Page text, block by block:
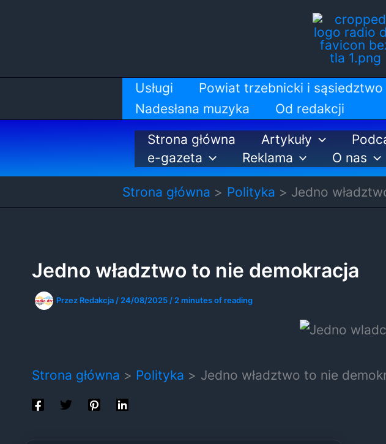
Usługi Powiat trzebnicki i sąsiedztwo
Nadesłana muzyka
Od redakcji
Strona główna
Artykuły
e-gazeta
Reklama O nas
Strona główna
Polityka Jedno
Jedno władztwo to nie demokracja
Przez Redakcja / 24/08/2025 / 2 minutes of reading
Strona główna Polityka Jedno władztwo to nie